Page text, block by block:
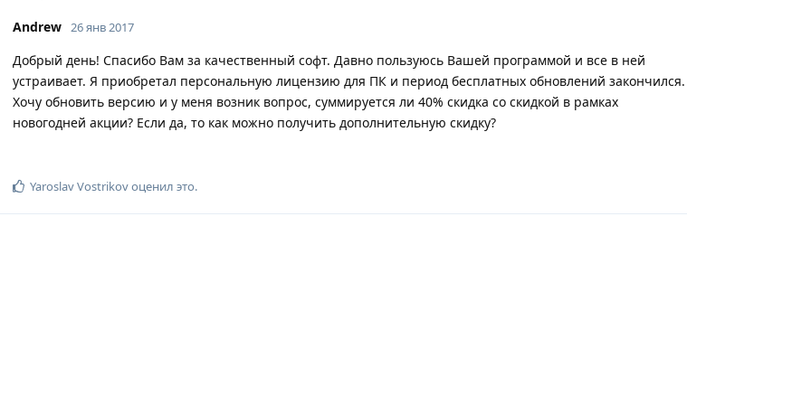
Andrew 26 янв 2017
Добрый день! Спасибо Вам за качественный софт. Давно пользуюсь Вашей программой и все в ней
устраивает. Я приобретал персональную лицензию для ПК и период бесплатных обновлений закончился.
Хочу обновить версию и у меня возник вопрос, суммируется ли 40% скидка со скидкой в рамках
новогодней акции? Если да, то как можно получить дополнительную скидку?
Yaroslav Vostrikovоценил это.